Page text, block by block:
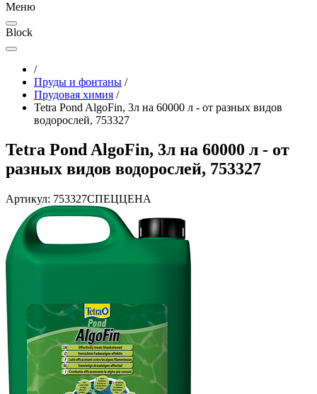
Меню
Block
/
Пруды и фонтаны /
Прудовая химия /
Tetra Pond AlgoFin, 3л на 60000 л - от разных видов
водорослей, 753327
Tetra Pond AlgoFin, 3л на 60000 л - от
разных видов водорослей, 753327
Артикул: 753327СПЕЦЦЕНА